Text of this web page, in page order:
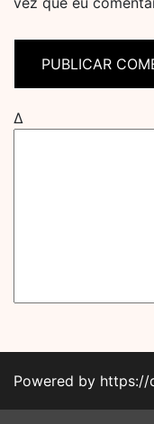
Δ
Powered by https://